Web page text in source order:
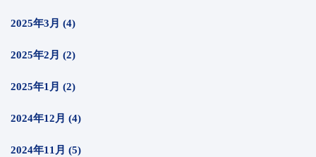
2025年3月 (4)
2025年2月 (2)
2025年1月 (2)
2024年12月 (4)
2024年11月 (5)